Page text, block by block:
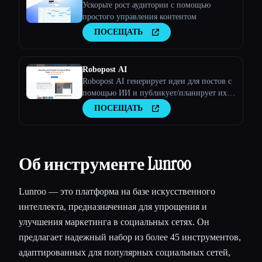
Ускорьте рост аудитории с помощью
простого управления контентом
ПОСЕЩАТЬ
Robopost AI
Robopost AI генерирует идеи для постов с
помощью ИИ и публикует/планирует их в
своих учетных записях в социальных
сетях.
ПОСЕЩАТЬ
Об инструменте Lunroo
Lunroo — это платформа на базе искусственного
интеллекта, предназначенная для упрощения и
улучшения маркетинга в социальных сетях. Он
предлагает надежный набор из более 45 инструментов,
адаптированных для популярных социальных сетей,